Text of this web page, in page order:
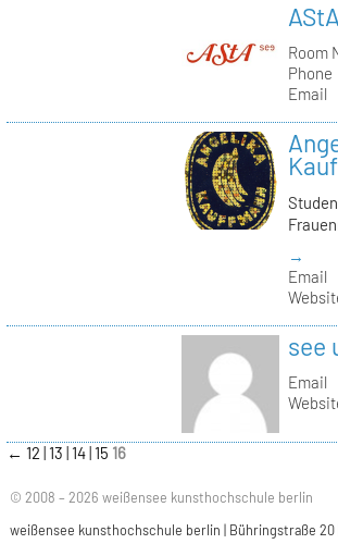
AStA
Room
Phone
Email
→
Email
see
Email
← 12 13 14 15 16
© 2008 – 2026 weißensee kunsthochschule berlin
weißensee kunsthochschule berlin | Bühringstraße 20